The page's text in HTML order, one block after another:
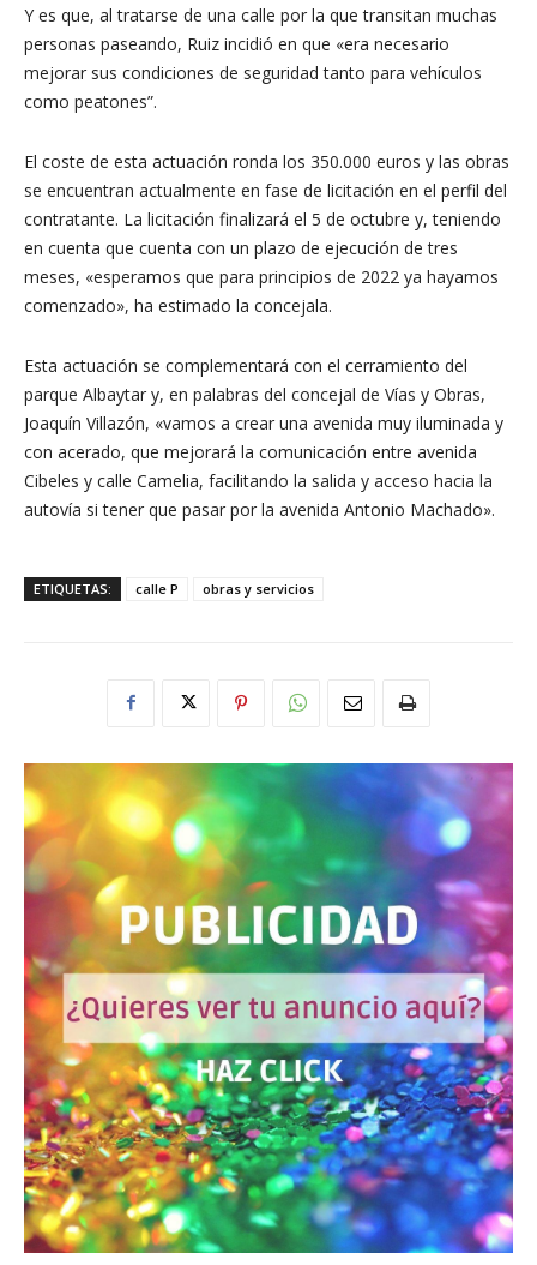
Y es que, al tratarse de una calle por la que transitan muchas
personas paseando, Ruiz incidió en que «era necesario
mejorar sus condiciones de seguridad tanto para vehículos
como peatones”.
El coste de esta actuación ronda los 350.000 euros y las obras
se encuentran actualmente en fase de licitación en el perfil del
contratante. La licitación finalizará el 5 de octubre y, teniendo
en cuenta que cuenta con un plazo de ejecución de tres
meses, «esperamos que para principios de 2022 ya hayamos
comenzado», ha estimado la concejala.
Esta actuación se complementará con el cerramiento del
parque Albaytar y, en palabras del concejal de Vías y Obras,
Joaquín Villazón, «vamos a crear una avenida muy iluminada y
con acerado, que mejorará la comunicación entre avenida
Cibeles y calle Camelia, facilitando la salida y acceso hacia la
autovía si tener que pasar por la avenida Antonio Machado».
ETIQUETAS: calle P obras y servicios